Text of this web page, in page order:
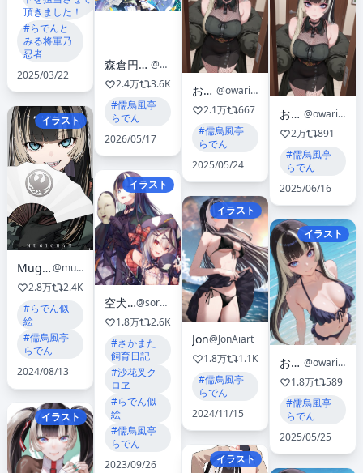
頂きました！
#らでんと
みる将軍乃
忍者
2025/03/22
イラスト
Mugi Chan
@mugi_626
2.8万
2.4K
#らでん似
絵
#儒烏風亭
らでん
2024/08/13
イラスト
森倉円*C108(日)西1め57ab
@morikuraen
2.4万
3.6K
#儒烏風亭
らでん
2026/05/17
イラスト
空犬/sorainu🪁
@sorainu1211EAKA
1.8万
2.6K
#さかまた
飼育日記
#沙花叉ク
ロヱ
#らでん似
絵
#儒烏風亭
らでん
2023/09/26
おわり
@owari_yoyo
2.1万
667
#儒烏風亭
らでん
2025/05/24
イラスト
Jon@JonAiart
1.8万
1.1K
#儒烏風亭
らでん
2024/11/15
イラスト
おわり
@owari_yoyo
2万
891
#儒烏風亭
らでん
2025/06/16
イラスト
おわり
@owari_yoyo
1.8万
589
#儒烏風亭
らでん
2025/05/25